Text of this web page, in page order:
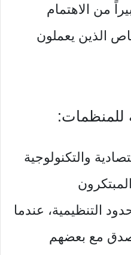
من الاهتمام
الذين يعملون
للمنظمات:
والتكنولوجية
التنظيمية، عندما
مع بعضهم